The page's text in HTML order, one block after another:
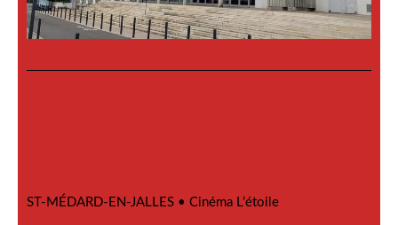
ST-MÉDARD-EN-JALLES • Cinéma L’étoile